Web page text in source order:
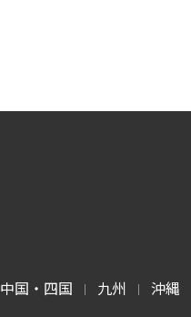
中国・四国 | 九州 | 沖縄